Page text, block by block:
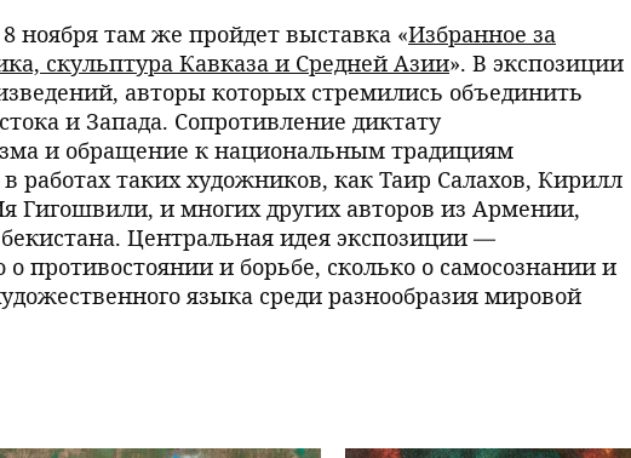
8 ноября там же пройдет выставка «Избранное за
скульптура Кавказа и Средней Азии». В экспозиции
авторы которых стремились объединить
и Запада. Сопротивление диктату
и обращение к национальным традициям
работах таких художников, как Таир Салахов, Кирилл
Гигошвили, и многих других авторов из Армении,
Центральная идея экспозиции —
о противостоянии и борьбе, сколько о самосознании и
языка среди разнообразия мировой